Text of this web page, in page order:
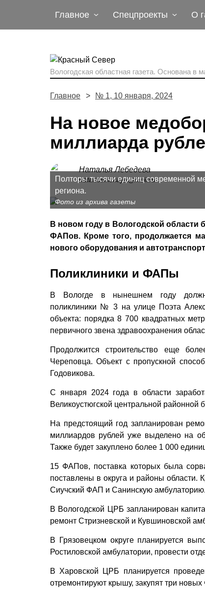
Главное Спецпроекты О
Вологодская областная газета. Основана в
Главное № 1, 10 января, 2024
На новое
миллиарда
Наталья Лебедева
natanovinskaya@mail.ru
Полторы тысячи единиц современной
региона.
Фото из архива газеты
В новом году в Вологодской области
ФАПов. Кроме того, продолжается
нового оборудования и
Поликлиники и ФАПы
В Вологде в нынешнем году должно
поликлиники № 3 на улице Поэта
объекта: порядка 8 700 квадратных
первичного звена здравоохранения
Продолжится строительство еще
Череповца. Объект с пропускной
Годовикова.
С января 2024 года в области
Великоустюгской центральной районной
На предстоящий год запланирован
миллиардов рублей уже выделено на
Также будет закуплено более 1 000
15 ФАПов, поставка которых была
поставлены в округа и районы области.
Сиучский ФАП и Санинскую
В Вологодской ЦРБ запланирован
ремонт Стризневской и Кувшиновской
В Грязовецком округе планируется
Ростиловской амбулатории, провести
В Харовской ЦРБ планируется
отремонтируют крышу, закупят три